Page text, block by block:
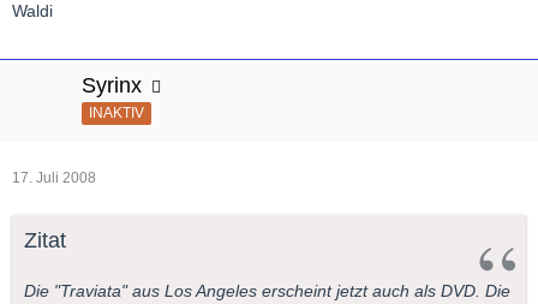
Waldi
Syrinx
INAKTIV
17. Juli 2008
Zitat
Die "Traviata" aus Los Angeles erscheint jetzt auch als DVD. Die